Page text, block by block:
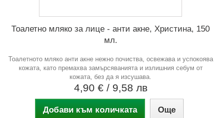
Тоалетно мляко за лице - анти акне, Христина, 150
мл.
Тоалетното мляко анти акне нежно почиства, освежава и успокоява
кожата, като премахва замърсяванията и излишния себум от
кожата, без да я изсушава.
4,90 € / 9,58 лв
Добави към количката Още